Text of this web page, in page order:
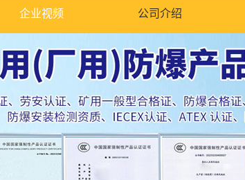
企业视频 公司介绍